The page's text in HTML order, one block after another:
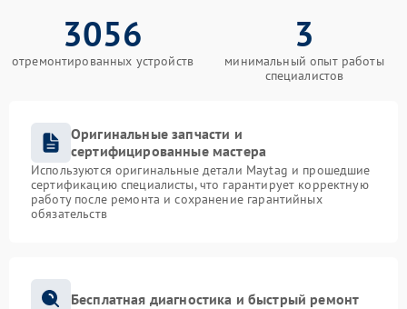
3056
отремонтированных устройств
3
минимальный опыт работы
специалистов
Оригинальные запчасти и
сертифицированные мастера
Используются оригинальные детали Maytag и прошедшие
сертификацию специалисты, что гарантирует корректную
работу после ремонта и сохранение гарантийных
обязательств
Бесплатная диагностика и быстрый ремонт